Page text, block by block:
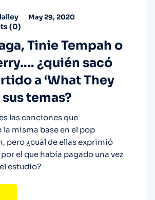
May 29, 2020
(0)
Tinie Tempah o
¿quién sacó
a ‘What They
sus temas?
las canciones que
la misma base en el pop
pero ¿cuál de ellas exprimió
el que había pagado una vez
estudio?